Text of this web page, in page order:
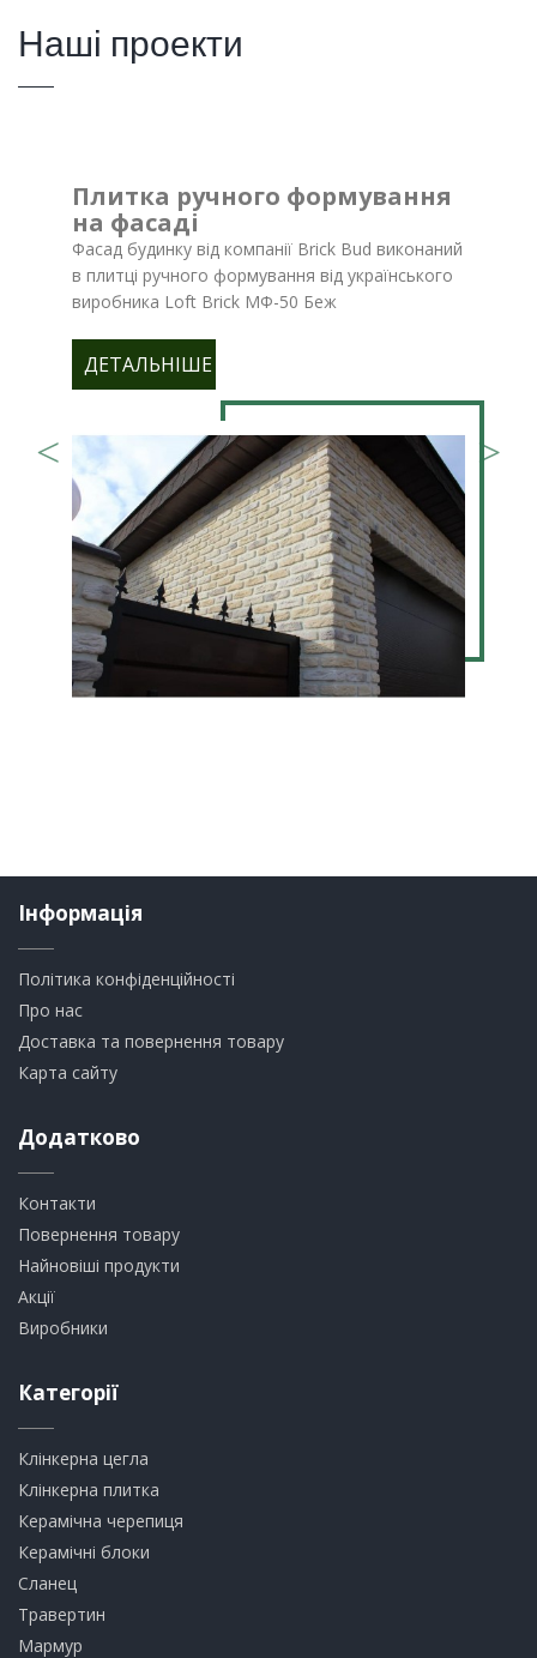
Наші проекти
Плитка ручного формування
на фасаді
Фасад будинку від компанії Brick Bud виконаний
в плитці ручного формування від українського
виробника Loft Brick МФ-50 Беж
ДЕТАЛЬНІШЕ
Інформація
Політика конфіденційності
Про нас
Доставка та повернення товару
Карта сайту
Додатково
Контакти
Повернення товару
Найновіші продукти
Акції
Виробники
Категорії
Клінкерна цегла
​Клінкерна плитка
​Керамічна черепиця
​Керамічні блоки
​Сланец
Травертин​
​Мармур